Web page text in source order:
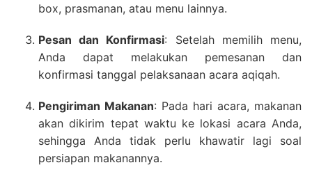
box, prasmanan, atau menu lainnya.
Pesan dan Konfirmasi: Setelah memilih menu,
Anda dapat melakukan pemesanan dan
konfirmasi tanggal pelaksanaan acara aqiqah.
Pengiriman Makanan: Pada hari acara, makanan
akan dikirim tepat waktu ke lokasi acara Anda,
sehingga Anda tidak perlu khawatir lagi soal
persiapan makanannya.